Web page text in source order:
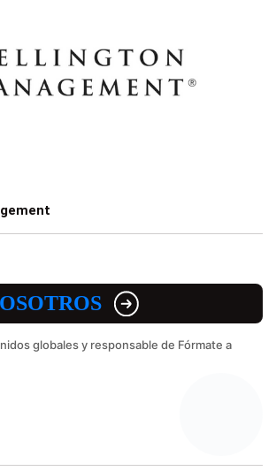
globales y responsable de Fórmate a